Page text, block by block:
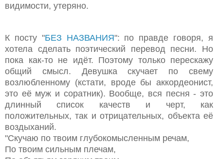
видимости, утеряно.
К посту "БЕЗ НАЗВАНИЯ": по правде говоря, я
хотела сделать поэтический перевод песни. Но
пока как-то не идёт. Поэтому только перескажу
общий смысл. Девушка скучает по свему
возлюбленному (кстати, вроде бы аккордеонист,
это её муж и соратник). Вообще, вся песня - это
длинный список качеств и черт, как
положительных, так и отрицательных, объекта её
воздыханий.
"Скучаю по твоим глубокомысленным речам,
По твоим сильным плечам,